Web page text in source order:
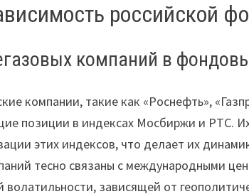
российской
компаний в
компании, такие как «Роснефть»,
позиции в индексах Мосбиржи и РТС.
этих индексов, что делает их
тесно связаны с международными
зависящей от